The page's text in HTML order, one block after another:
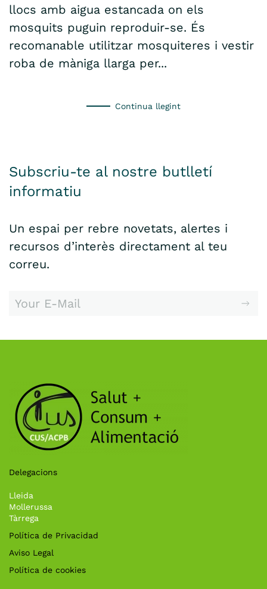
llocs amb aigua estancada on els
mosquits puguin reproduir-se. És
recomanable utilitzar mosquiteres i vestir
roba de màniga llarga per...
Continua llegint
Subscriu-te al nostre butlletí
informatiu
Un espai per rebre novetats, alertes i
recursos d’interès directament al teu
correu.
Delegacions
Lleida
Mollerussa
Tàrrega
Política de Privacidad
Aviso Legal
Política de cookies